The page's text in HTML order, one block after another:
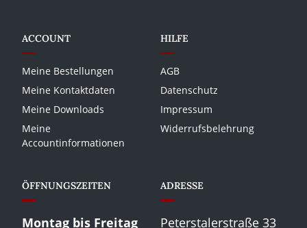
ACCOUNT
Meine Bestellungen
Meine Kontaktdaten
Meine Downloads
Meine
Accountinformationen
HILFE
AGB
Datenschutz
Impressum
Widerrufsbelehrung
ÖFFNUNGSZEITEN
Montag bis Freitag
ADRESSE
Peterstalerstraße 33